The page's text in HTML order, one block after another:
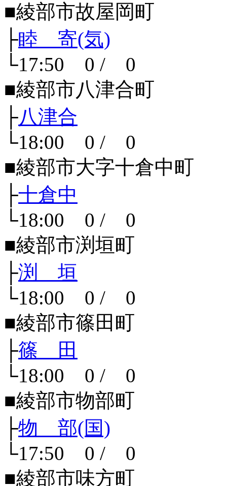
■綾部市故屋岡町
├睦 寄(気)
└17:50 0 / 0
■綾部市八津合町
├八津合
└18:00 0 / 0
■綾部市大字十倉中町
├十倉中
└18:00 0 / 0
■綾部市渕垣町
├渕 垣
└18:00 0 / 0
■綾部市篠田町
├篠 田
└18:00 0 / 0
■綾部市物部町
├物 部(国)
└17:50 0 / 0
■綾部市味方町